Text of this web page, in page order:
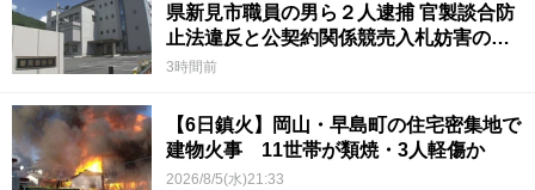
県新見市職員の男ら２人逮捕 官製談合防
止法違反と公契約関係競売入札妨害の疑
い
3時間前
【6日鎮火】岡山・早島町の住宅密集地で
建物火事 11世帯が類焼・3人軽傷か
2026/8/5(水)21:33